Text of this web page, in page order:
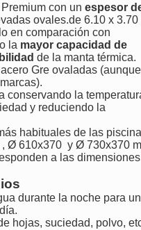
con un espesor
ovales.de 6.10 x 3.70
en comparación con
la mayor capacidad de
de la manta térmica.
Gre ovaladas (aunque
conservando la
y reduciendo la
habituales de las
Ø 610x370 y Ø 730x370
a las
durante la noche para un
hojas, suciedad, polvo,